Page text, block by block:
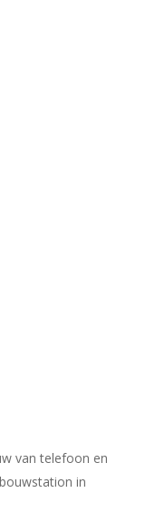
van telefoon en
in